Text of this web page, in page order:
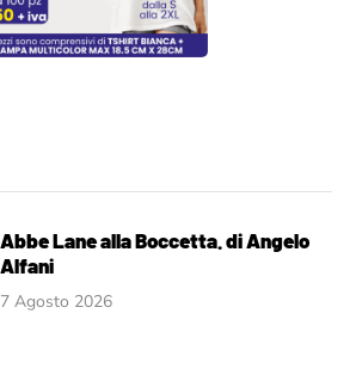
Abbe Lane alla Boccetta. di Angelo
Alfani
7 Agosto 2026